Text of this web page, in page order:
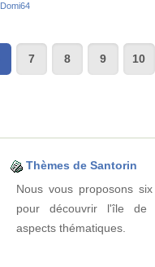
Domi64
7 8 9 10
Thèmes de Santorin
Nous vous proposons
pour découvrir l'île de
aspects thématiques.